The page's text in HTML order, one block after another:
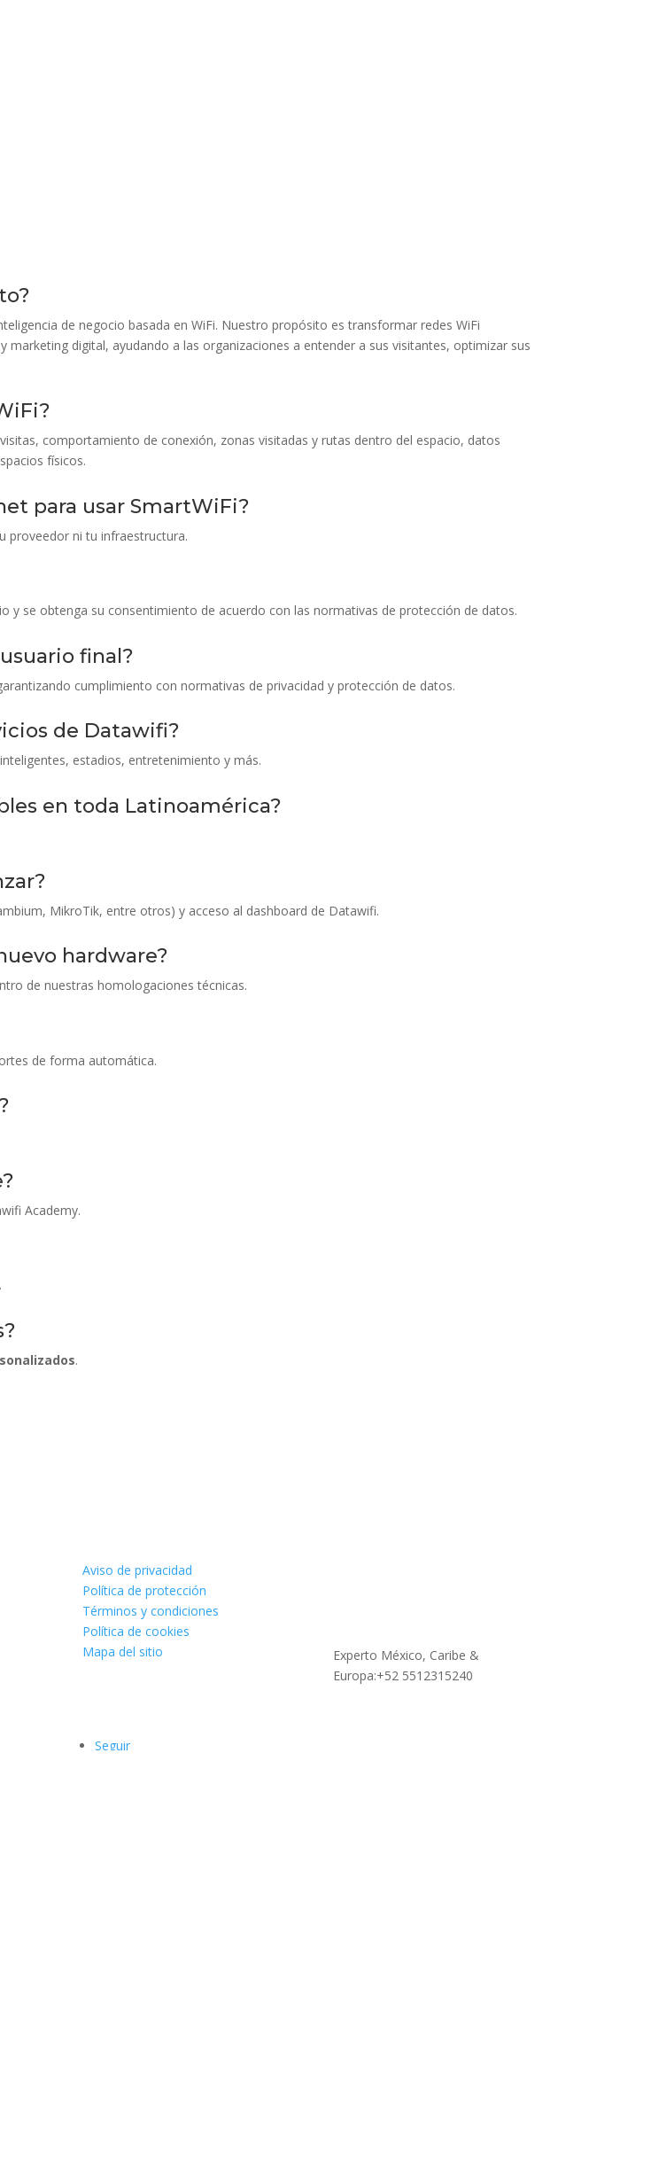
de negocio basada en WiFi. Nuestro propósito es transformar redes WiFi
digital, ayudando a las organizaciones a entender a sus visitantes, optimizar sus
comportamiento de conexión, zonas visitadas y rutas dentro del espacio, datos
físicos.
para usar SmartWiFi?
proveedor ni tu infraestructura.
y se obtenga su consentimiento de acuerdo con las normativas de protección de datos.
final?
cumplimiento con normativas de privacidad y protección de datos.
de Datawifi?
estadios, entretenimiento y más.
en toda Latinoamérica?
MikroTik, entre otros) y acceso al dashboard de Datawifi.
hardware?
de nuestras homologaciones técnicas.
de forma automática.
Academy.
.
Aviso de privacidad
Política de protección
Términos y condiciones
Política de cookies
Mapa del sitio
Seguir
Experto México, Caribe &
Europa:+52 5512315240